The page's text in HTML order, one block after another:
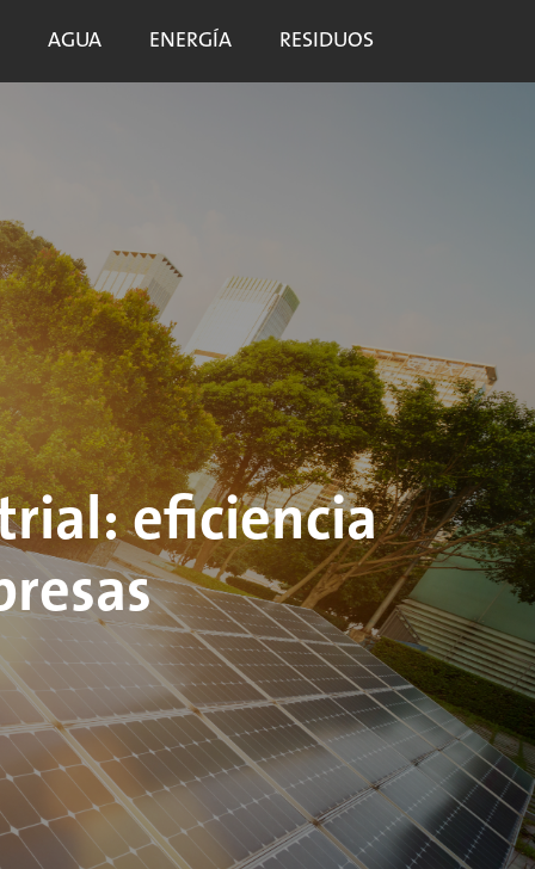
AGUA ENERGÍA RESIDUOS
eficiencia